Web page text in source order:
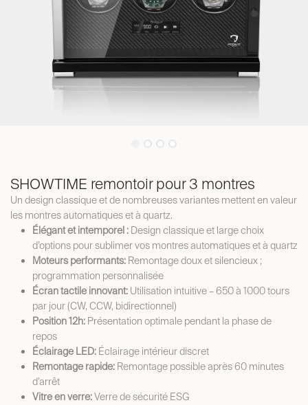
SHOWTIME remontoir pour 3 montres
Un design classique et de nombreuses variantes mettent en valeur
les montres automatiques et à quartz.
Élégant et intemporel : Design classique et large choix
d’options pour sublimer vos montres automatiques et à quartz
Moteurs performants: Remontage doux et silencieux ;
programmation personnalisée
Écran tactile innovant: Utilisation intuitive – 650 à 1000 tours
par jour (CW, CCW, bidirectionnel)
Position 12h: Présentation optimale pendant la phase de
repos
Éclairage LED: Éclairage intérieur discret
Remontage rapide: Remontage possible après 60 minutes
d’arrêt
Vitre en verre:Verre de sécurité ESG